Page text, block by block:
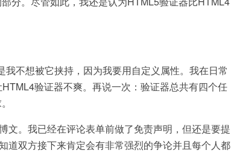
不想被它挟持，因为我要用自定义属性。我在日常
验证器不爽。再说一次：验证器总共有四个任
文。我已经在评论表单前做了免责声明，但还是要提
道双方接下来肯定会有非常强烈的争论并且每个人都